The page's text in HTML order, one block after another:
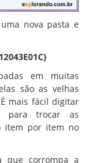
nova pasta e
em muitas
são as velhas
mais fácil digitar
para trocar as
item por item no
que corrompa a